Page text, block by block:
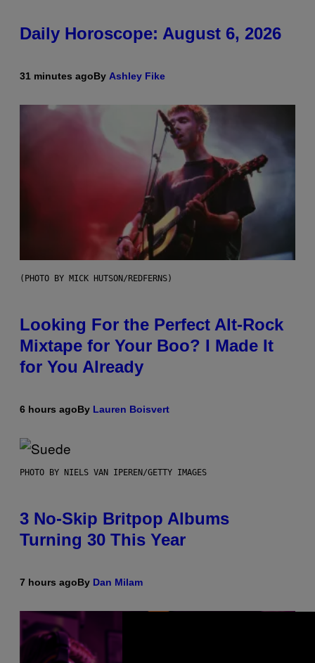
Daily Horoscope: August 6, 2026
31 minutes agoBy Ashley Fike
(PHOTO BY MICK HUTSON/REDFERNS)
Looking For the Perfect Alt-Rock
Mixtape for Your Boo? I Made It
for You Already
6 hours agoBy Lauren Boisvert
PHOTO BY NIELS VAN IPEREN/GETTY IMAGES
3 No-Skip Britpop Albums
Turning 30 This Year
7 hours agoBy Dan Milam